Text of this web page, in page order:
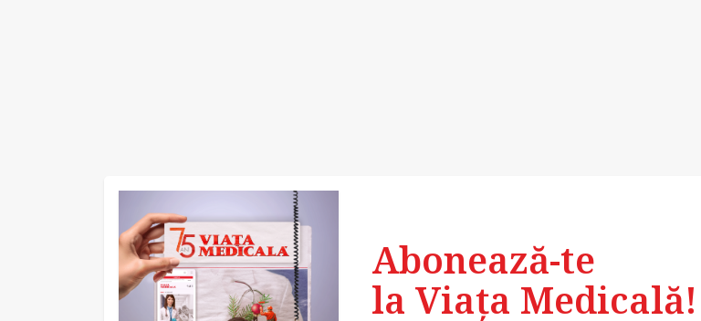
Abonează-te
la Viața Medicală!